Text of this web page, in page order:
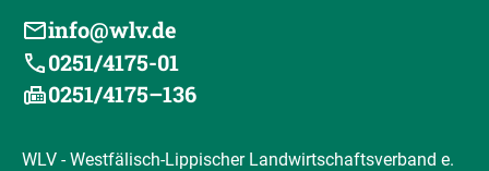
info@wlv.de
0251/4175-01
0251/4175–136
WLV - Westfälisch-Lippischer Landwirtschaftsverband e.